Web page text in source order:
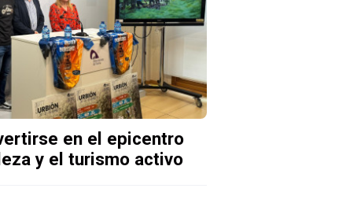
en el epicentro
y el turismo activo